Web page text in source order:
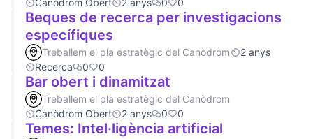
Canòdrom Obert
2 anys 0 0
Beques de recerca per investigacions
específiques
Treballem el pla estratègic del Canòdrom
2 anys
Recerca
0 0
Bar obert i dinamitzat
Treballem el pla estratègic del Canòdrom
Canòdrom Obert
2 anys 0 0
Temes: Intel·ligència artificial